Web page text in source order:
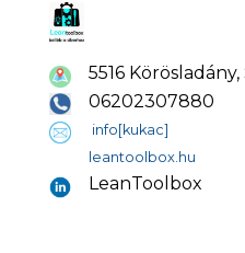
5516
06202307880
info[kukac]
leantoolbox.hu
LeanToolbox